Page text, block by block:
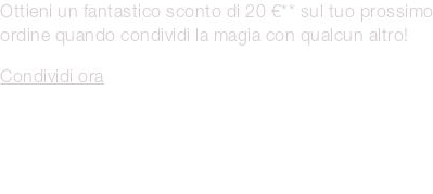
Ottieni un fantastico sconto di 20 €** sul tuo prossimo
ordine quando condividi la magia con qualcun altro!
Condividi ora